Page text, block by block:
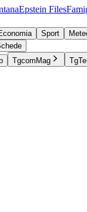
Epstein Files
Sport
TgcomMag